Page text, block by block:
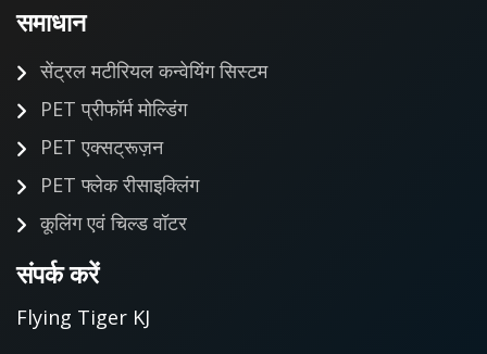
समाधान
सेंट्रल मटीरियल कन्वेयिंग सिस्टम
PET प्रीफॉर्म मोल्डिंग
PET एक्सट्रूज़न
PET फ्लेक रीसाइक्लिंग
कूलिंग एवं चिल्ड वॉटर
संपर्क करें
Flying Tiger KJ